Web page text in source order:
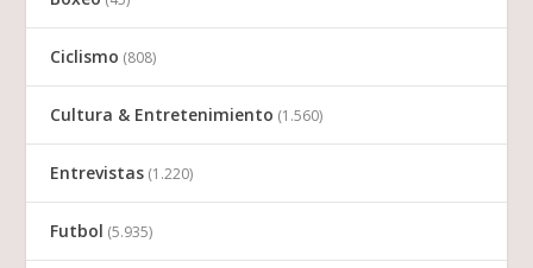
Ciclismo (808)
Cultura & Entretenimiento (1.560)
Entrevistas (1.220)
Futbol (5.935)